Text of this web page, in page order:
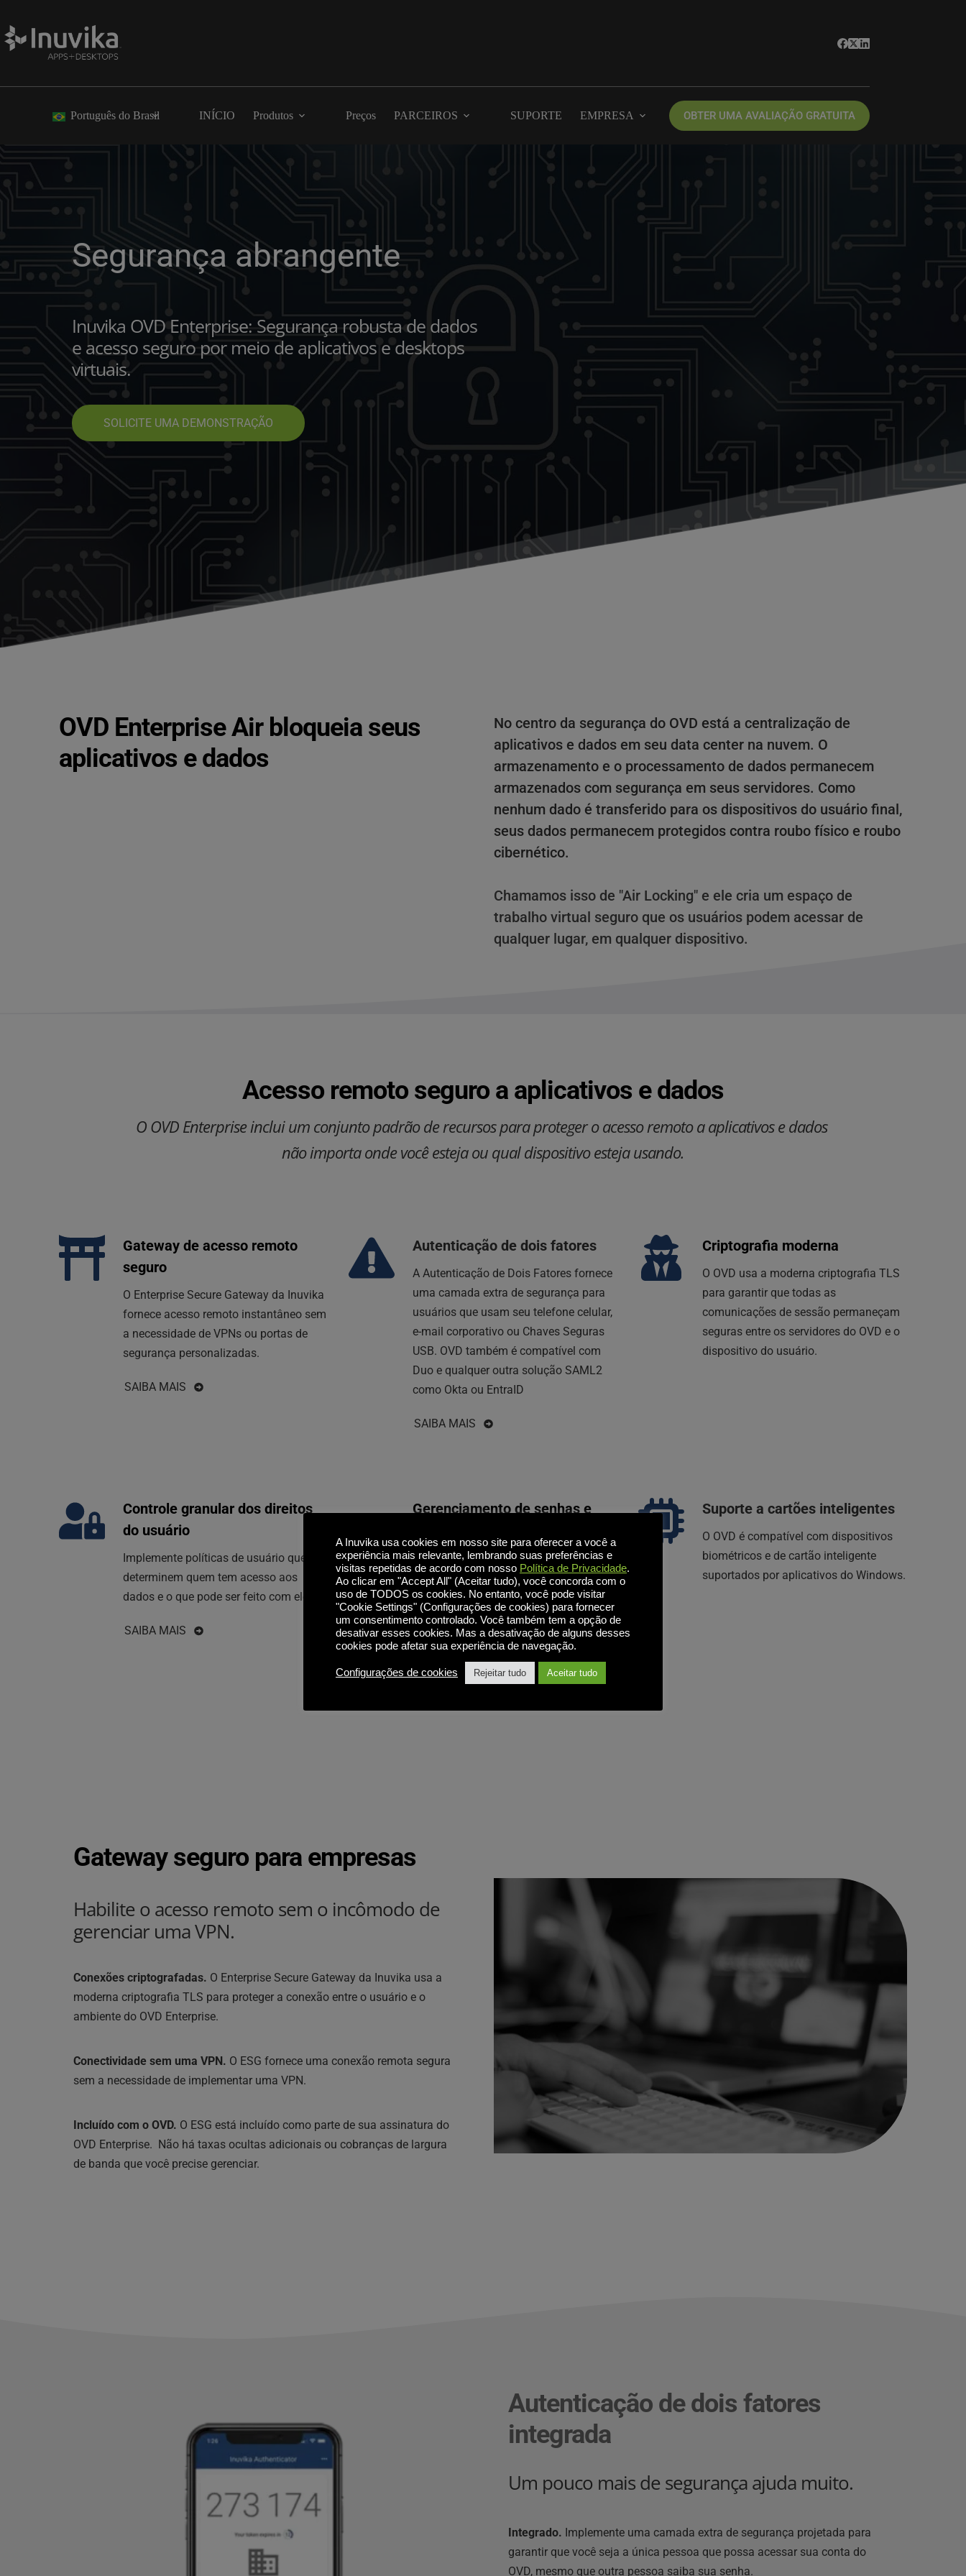
Português do Brasil INÍCIO Produtos Preços PARCEIROS SUPORTE EMPRESA OBTER UMA AVALIAÇÃO GRATUITA
Segurança abrangente
Inuvika OVD Enterprise: Segurança robusta de dados
e acesso seguro por meio de aplicativos e desktops
virtuais.
SOLICITE UMA DEMONSTRAÇÃO
OVD Enterprise Air bloqueia seus
aplicativos e dados
No centro da segurança do OVD está a centralização de
aplicativos e dados em seu data center na nuvem. O
armazenamento e o processamento de dados permanecem
armazenados com segurança em seus servidores. Como
nenhum dado é transferido para os dispositivos do usuário final,
seus dados permanecem protegidos contra roubo físico e roubo
cibernético.
Chamamos isso de "Air Locking" e ele cria um espaço de
trabalho virtual seguro que os usuários podem acessar de
qualquer lugar, em qualquer dispositivo.
Acesso remoto seguro a aplicativos e dados
O OVD Enterprise inclui um conjunto padrão de recursos para proteger o acesso remoto a aplicativos e dados
não importa onde você esteja ou qual dispositivo esteja usando.
Gateway de acesso remoto
seguro
O Enterprise Secure Gateway da Inuvika
fornece acesso remoto instantâneo sem
a necessidade de VPNs ou portas de
segurança personalizadas.
SAIBA MAIS
Autenticação de dois fatores
A Autenticação de Dois Fatores fornece
uma camada extra de segurança para
usuários que usam seu telefone celular,
e-mail corporativo ou Chaves Seguras
USB. OVD também é compatível com
Duo e qualquer outra solução SAML2
como Okta ou EntraID
SAIBA MAIS
Criptografia moderna
O OVD usa a moderna criptografia TLS
para garantir que todas as
comunicações de sessão permaneçam
seguras entre os servidores do OVD e o
dispositivo do usuário.
Controle granular dos direitos
do usuário
Implemente políticas de usuário que
determinem quem tem acesso aos
dados e o que pode ser feito com eles.
SAIBA MAIS
Gerenciamento de senhas e
Autogerencie senhas e configurações
de 2FA usando o novo portal OVD
Security.  Defina limites de tempo para
as senhas e o OVD notificará os
usuários quando for o momento de
atualizá-las.
SAIBA MAIS
Suporte a cartões inteligentes
O OVD é compatível com dispositivos
biométricos e de cartão inteligente
suportados por aplicativos do Windows.
Gateway seguro para empresas
Habilite o acesso remoto sem o incômodo de
gerenciar uma VPN.
Conexões criptografadas. O Enterprise Secure Gateway da Inuvika usa a
moderna criptografia TLS para proteger a conexão entre o usuário e o
ambiente do OVD Enterprise.
Conectividade sem uma VPN. O ESG fornece uma conexão remota segura
sem a necessidade de implementar uma VPN.
Incluído com o OVD. O ESG está incluído como parte de sua assinatura do
OVD Enterprise.  Não há taxas ocultas adicionais ou cobranças de largura
de banda que você precise gerenciar.
Autenticação de dois fatores
integrada
Um pouco mais de segurança ajuda muito.
Integrado. Implemente uma camada extra de segurança projetada para
garantir que você seja a única pessoa que possa acessar sua conta do
OVD, mesmo que outra pessoa saiba sua senha.
A Inuvika usa cookies em nosso site para oferecer a você a
experiência mais relevante, lembrando suas preferências e
visitas repetidas de acordo com nosso Política de Privacidade.
Ao clicar em "Accept All" (Aceitar tudo), você concorda com o
uso de TODOS os cookies. No entanto, você pode visitar
"Cookie Settings" (Configurações de cookies) para fornecer
um consentimento controlado. Você também tem a opção de
desativar esses cookies. Mas a desativação de alguns desses
cookies pode afetar sua experiência de navegação.
Configurações de cookies Rejeitar tudo Aceitar tudo